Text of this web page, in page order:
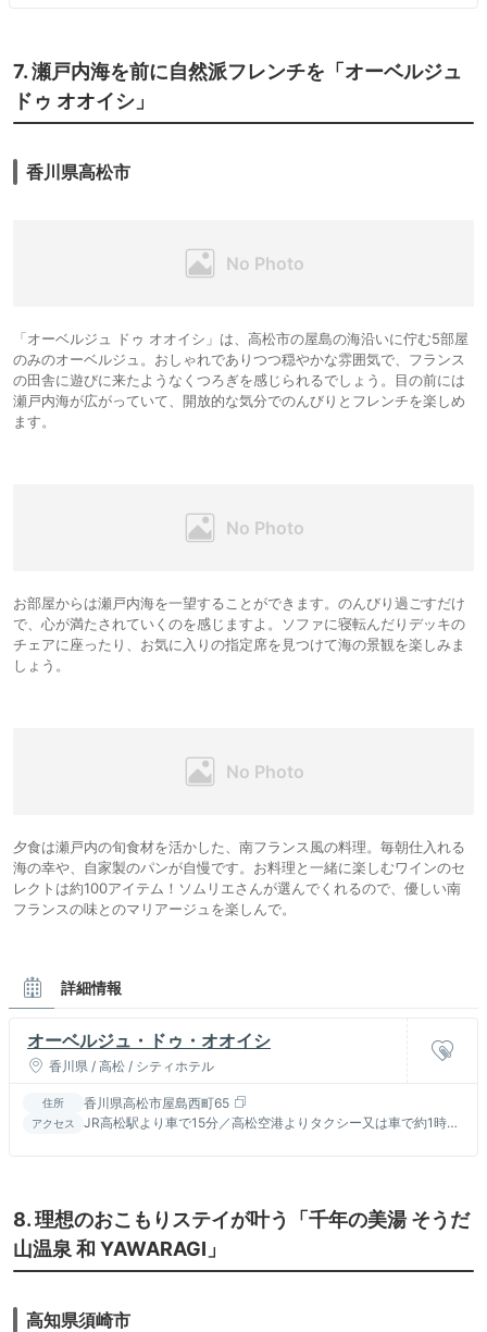
7. 瀬戸内海を前に自然派フレンチを「オーベルジュ
ドゥ オオイシ」
香川県高松市
「オーベルジュ ドゥ オオイシ」は、高松市の屋島の海沿いに佇む5部屋
のみのオーベルジュ。おしゃれでありつつ穏やかな雰囲気で、フランス
の田舎に遊びに来たようなくつろぎを感じられるでしょう。目の前には
瀬戸内海が広がっていて、開放的な気分でのんびりとフレンチを楽しめ
ます。
お部屋からは瀬戸内海を一望することができます。のんびり過ごすだけ
で、心が満たされていくのを感じますよ。ソファに寝転んだりデッキの
チェアに座ったり、お気に入りの指定席を見つけて海の景観を楽しみま
しょう。
夕食は瀬戸内の旬食材を活かした、南フランス風の料理。毎朝仕入れる
海の幸や、自家製のパンが自慢です。お料理と一緒に楽しむワインのセ
レクトは約100アイテム！ソムリエさんが選んでくれるので、優しい南
フランスの味とのマリアージュを楽しんで。
詳細情報
オーベルジュ・ドゥ・オオイシ
香川県 / 高松 / シティホテル
住所 香川県高松市屋島西町65
アクセス
JR高松駅より車で15分／高松空港よりタクシー又は車で約1時間
8. 理想のおこもりステイが叶う「千年の美湯 そうだ
山温泉 和 YAWARAGI」
高知県須崎市